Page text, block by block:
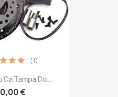
Da Tampa Do...
€
(1)